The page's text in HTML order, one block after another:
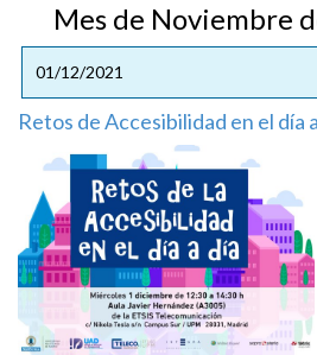
Mes de Noviembre
01/12/2021
Retos de Accesibilidad en el día